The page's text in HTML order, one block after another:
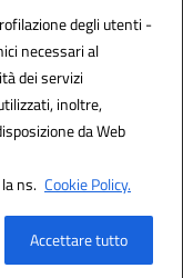
degli utenti -
necessari al
dei servizi
inoltre,
da Web
ns. Cookie Policy.
Accettare tutto
istsc_fgee00800r
S.r.l.
Italia